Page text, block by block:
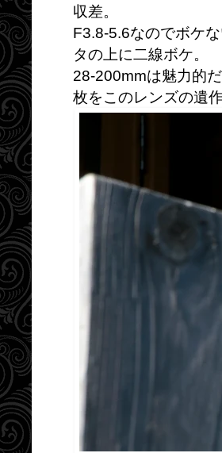
収差。
F3.8-5.6なのでボケ
タの上に二線ボケ。
28-200mmは魅力的
枚をこのレンズの遺